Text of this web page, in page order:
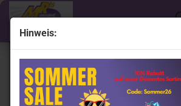
Hinweis:
« Erster « zurück weiter »
Letzter »
45Artikel in dieser
Micro City / Herpa 87MC000009 #